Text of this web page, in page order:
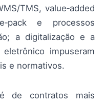
TMS, value‑added
e processos
a digitalização e a
impuseram
e normativos.
de contratos mais